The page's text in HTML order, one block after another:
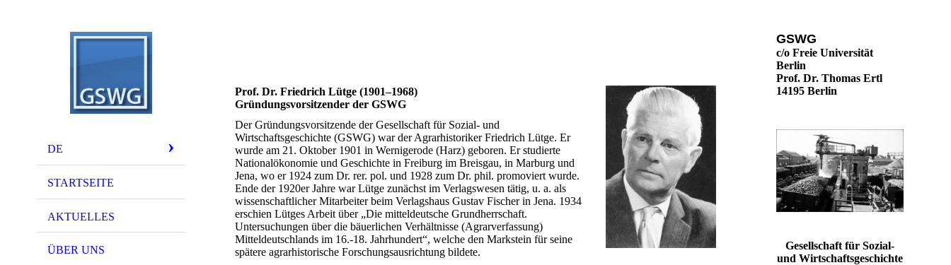
DE
STARTSEITE
AKTUELLES
ÜBER UNS
Prof. Dr. Friedrich Lütge (1901–1968)
Gründungsvorsitzender der GSWG
Der Gründungsvorsitzende der Gesellschaft für Sozial- und
Wirtschaftsgeschichte (GSWG) war der Agrarhistoriker Friedrich Lütge. Er
wurde am 21. Oktober 1901 in Wernigerode (Harz) geboren. Er studierte
Nationalökonomie und Geschichte in Freiburg im Breisgau, in Marburg und
Jena, wo er 1924 zum Dr. rer. pol. und 1928 zum Dr. phil. promoviert wurde.
Ende der 1920er Jahre war Lütge zunächst im Verlagswesen tätig, u. a. als
wissenschaftlicher Mitarbeiter beim Verlagshaus Gustav Fischer in Jena. 1934
erschien Lütges Arbeit über „Die mitteldeutsche Grundherrschaft.
Untersuchungen über die bäuerlichen Verhältnisse (Agrarverfassung)
Mitteldeutschlands im 16.-18. Jahrhundert“, welche den Markstein für seine
spätere agrarhistorische Forschungsausrichtung bildete.
GSWG
c/o Freie Universität
Berlin
Prof. Dr. Thomas Ertl
14195 Berlin
Gesellschaft für Sozial-
und Wirtschaftsgeschichte